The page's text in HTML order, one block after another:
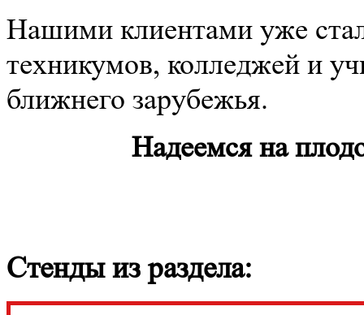
Нашими клиентами уже
техникумов, колледжей и
ближнего зарубежья.
Надеемся на
Стенды из раздела: